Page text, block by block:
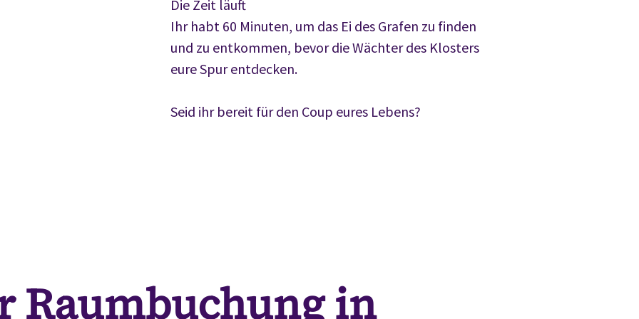
Die Zeit läuft
Ihr habt 60 Minuten, um das Ei des Grafen zu finden
und zu entkommen, bevor die Wächter des Klosters
eure Spur entdecken.
Seid ihr bereit für den Coup eures Lebens?
Raumbuchung in